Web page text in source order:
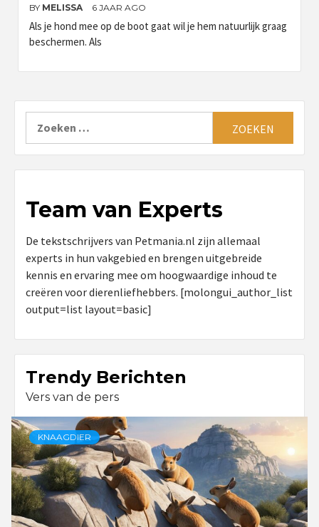
BY MELISSA 6 JAAR AGO
Als je hond mee op de boot gaat wil je hem natuurlijk graag
beschermen. Als
Team van Experts
De tekstschrijvers van Petmania.nl zijn allemaal
experts in hun vakgebied en brengen uitgebreide
kennis en ervaring mee om hoogwaardige inhoud te
creëren voor dierenliefhebbers. [molongui_author_list
output=list layout=basic]
Trendy Berichten
Vers van de pers
KNAAGDIER